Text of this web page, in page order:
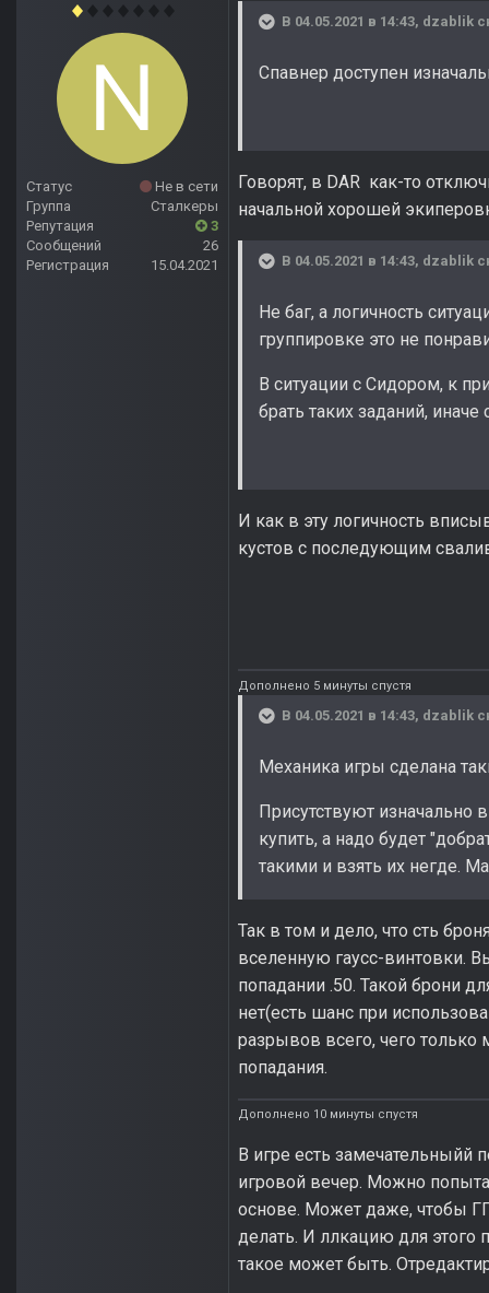
Статус
Не в сети
Группа
Сталкеры
Репутация
3
Сообщений
26
Регистрация
15.04.2021
В 04.05.2021 в 14:43, dzablik
Спавнер доступен
Говорят, в DAR как-то
начальной хорошей
В 04.05.2021 в 14:43, dzablik
Не баг, а логичность
группировке это не
В ситуации с Сидором, к
брать таких заданий,
И как в эту логичность
кустов с последующим
Дополнено 5 минуты спустя
В 04.05.2021 в 14:43, dzablik
Механика игры сделана
Присутствуют изначально
купить, а надо будет
такими и взять их негде.
Так в том и дело, что сть
вселенную гаусс-винтовки.
попадании .50. Такой брони
нет(есть шанс при
разрывов всего, чего только
попадания.
Дополнено 10 минуты спустя
В игре есть замечательныйй
игровой вечер. Можно
основе. Может даже, чтобы ГГ
делать. И ллкацию для этого
такое может быть.